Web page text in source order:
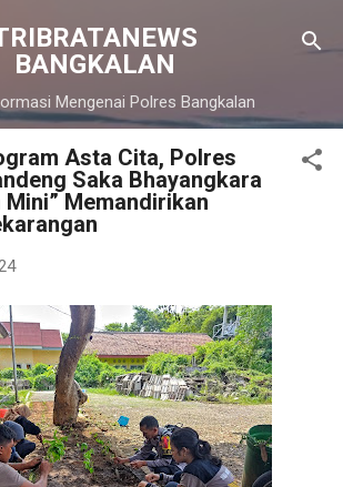
ke konten utama
BANGKALAN
Mengenai Polres Bangkalan
Asta Cita, Polres
Saka Bhayangkara
Mini” Memandirikan